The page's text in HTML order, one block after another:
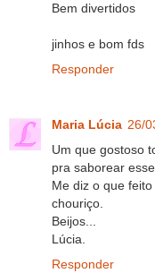
Bem divertidos
jinhos e bom fds
Responder
Maria Lúcia 26/
Um que gostoso
pra saborear
Me diz o que
chouriço.
Beijos...
Lúcia.
Responder